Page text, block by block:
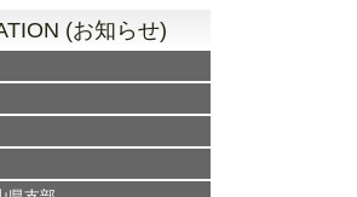
(お知らせ)